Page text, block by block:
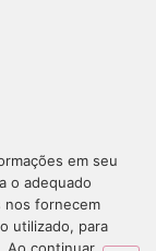
em seu
o adequado
fornecem
utilizado, para